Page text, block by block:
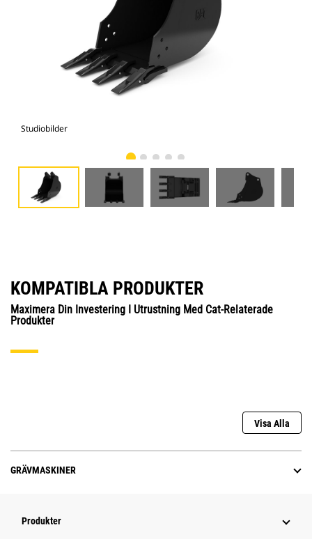
Studiobilder
KOMPATIBLA PRODUKTER
Maximera Din Investering I Utrustning Med Cat-Relaterade
Produkter
Visa Alla
GRÄVMASKINER
Produkter